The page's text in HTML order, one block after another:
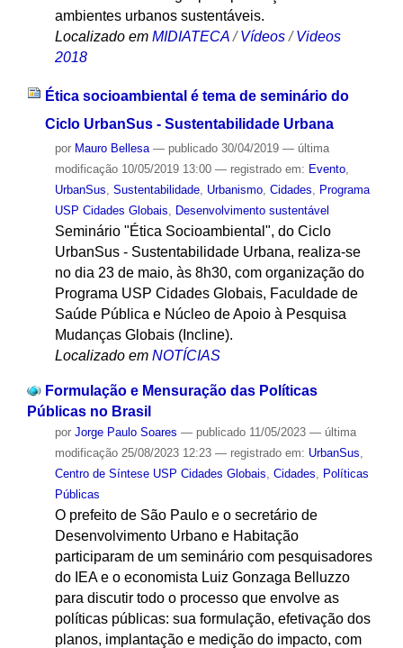
ambientes urbanos sustentáveis.
Localizado em MIDIATECA /Vídeos /Videos
2018
Ética socioambiental é tema de seminário do
Ciclo UrbanSus - Sustentabilidade Urbana
por Mauro Bellesa — publicado30/04/2019 — última
modificação10/05/2019 13:00 — registrado em: Evento,
UrbanSus, Sustentabilidade, Urbanismo, Cidades, Programa
USP Cidades Globais, Desenvolvimento sustentável
Seminário "Ética Socioambiental", do Ciclo
UrbanSus - Sustentabilidade Urbana, realiza-se
no dia 23 de maio, às 8h30, com organização do
Programa USP Cidades Globais, Faculdade de
Saúde Pública e Núcleo de Apoio à Pesquisa
Mudanças Globais (Incline).
Localizado em NOTÍCIAS
Formulação e Mensuração das Políticas
Públicas no Brasil
por Jorge Paulo Soares — publicado11/05/2023 — última
modificação25/08/2023 12:23 — registrado em: UrbanSus
Centro de Síntese USP Cidades Globais Cidades
Políticas
Públicas
O prefeito de São Paulo e o secretário de
Desenvolvimento Urbano e Habitação
participaram de um seminário com pesquisadores
do IEA e o economista Luiz Gonzaga Belluzzo
para discutir todo o processo que envolve as
políticas públicas: sua formulação, efetivação dos
planos, implantação e medição do impacto, com